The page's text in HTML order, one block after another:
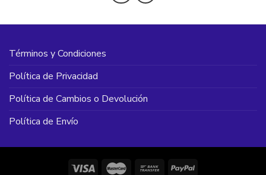
Términos y Condiciones
Política de Privacidad
Política de Cambios o Devolución
Política de Envío